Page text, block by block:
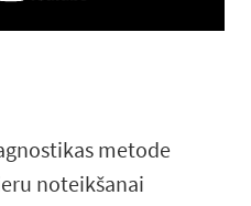
metode
noteikšanai